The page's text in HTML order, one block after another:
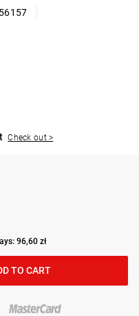
Check out >
96,60 zł
TO CART